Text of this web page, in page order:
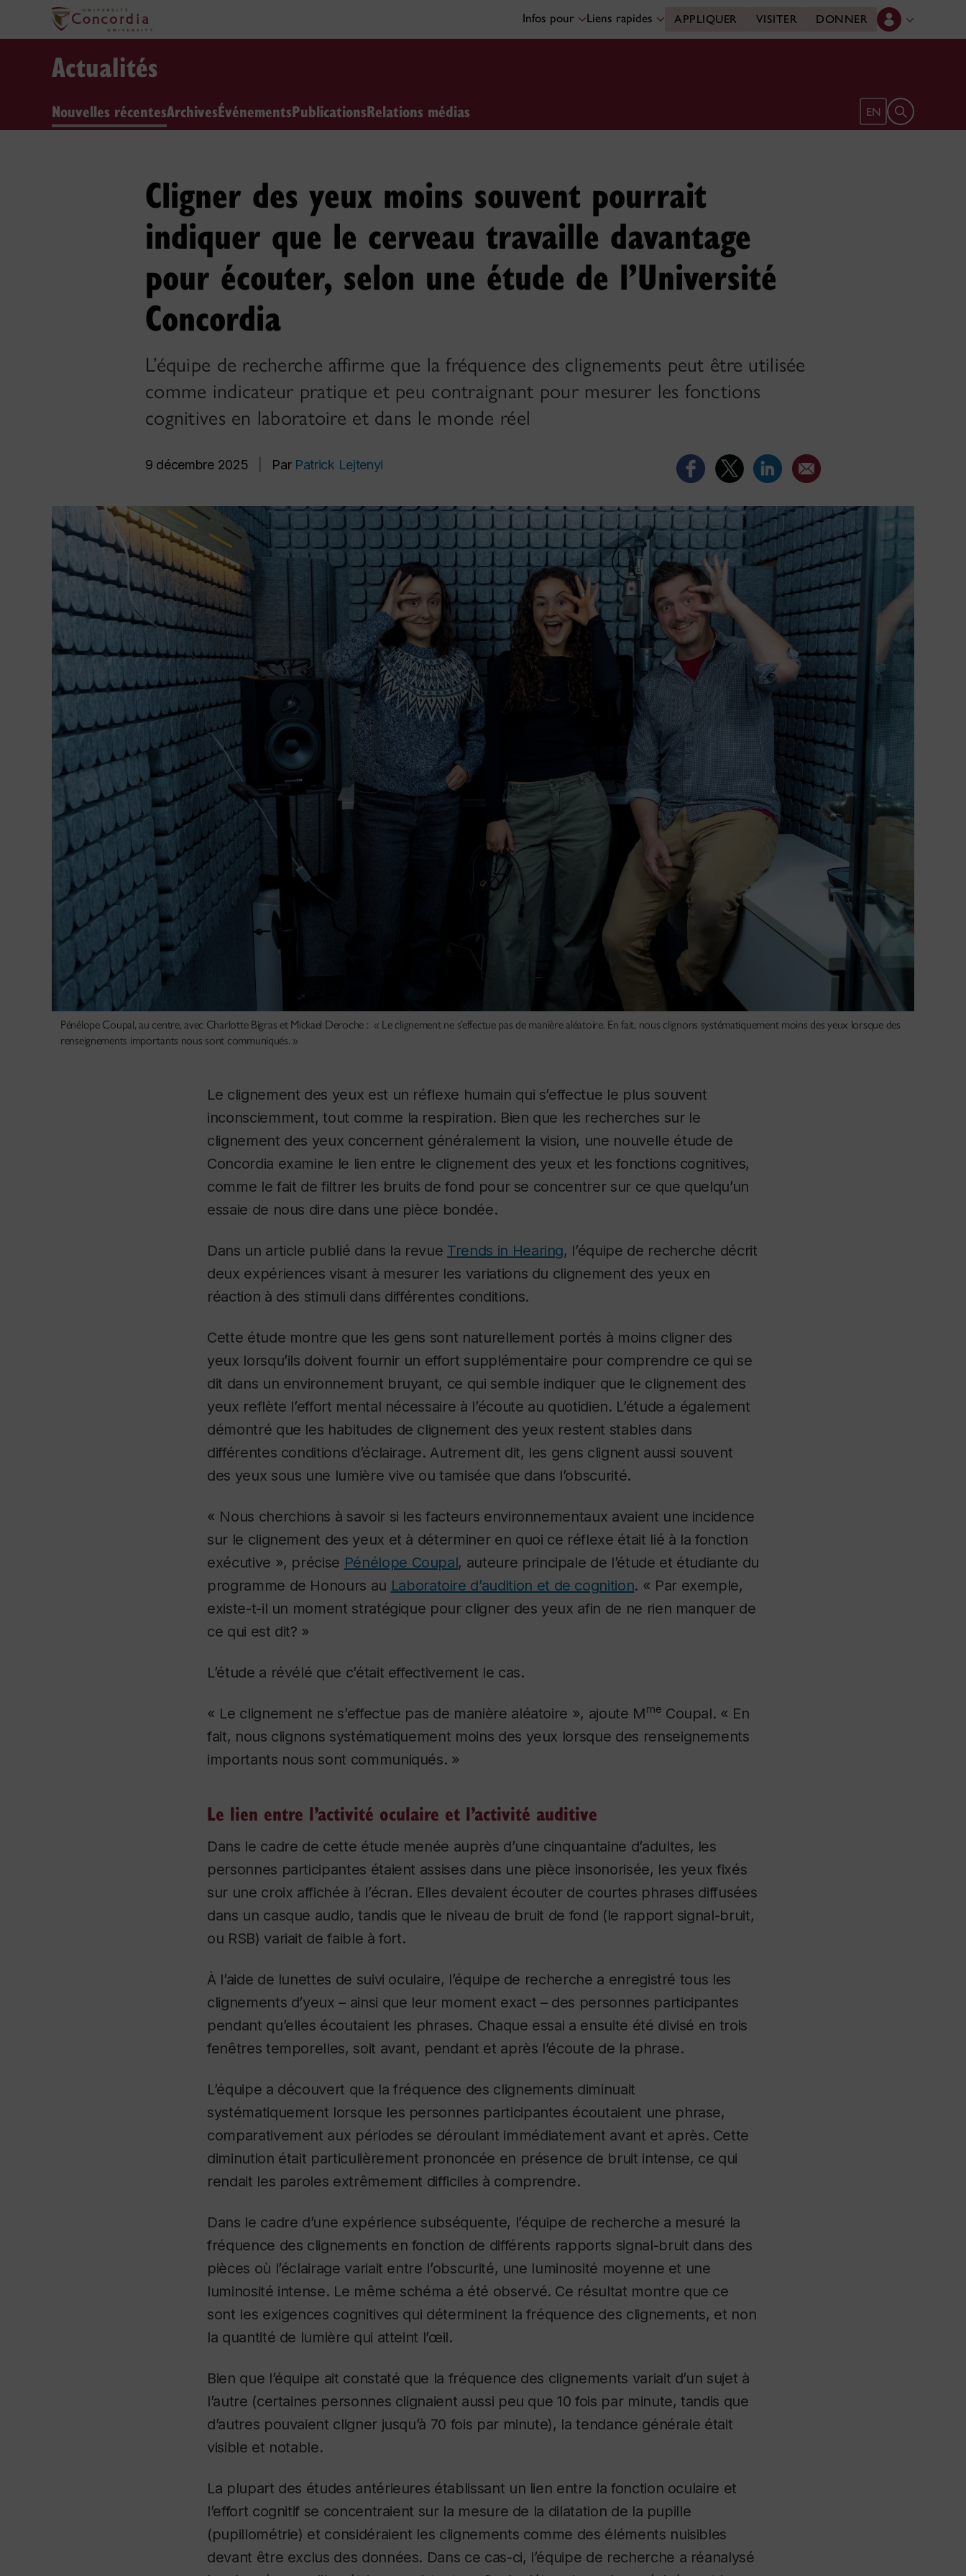
Infos pour Liens rapides APPLIQUER VISITER DONNER
Actualités
Nouvelles récentesArchivesÉvénementsPublicationsRelations médias EN Ouvrir le
Cligner des yeux moins souvent pourrait
indiquer que le cerveau travaille davantage
pour écouter, selon une étude de l’Université
Concordia
L’équipe de recherche affirme que la fréquence des clignements peut être utilisée
comme indicateur pratique et peu contraignant pour mesurer les fonctions
cognitives en laboratoire et dans le monde réel
9 décembre 2025 Par Patrick Lejtenyi
Pénélope Coupal, au centre, avec Charlotte Bigras et Mickael Deroche : « Le clignement ne s’effectue pas de manière aléatoire. En fait, nous clignons systématiquement moins des yeux lorsque des
renseignements importants nous sont communiqués. »
Le clignement des yeux est un réflexe humain qui s’effectue le plus souvent
inconsciemment, tout comme la respiration. Bien que les recherches sur le
clignement des yeux concernent généralement la vision, une nouvelle étude de
Concordia examine le lien entre le clignement des yeux et les fonctions cognitives,
comme le fait de filtrer les bruits de fond pour se concentrer sur ce que quelqu’un
essaie de nous dire dans une pièce bondée.
Dans un article publié dans la revue Trends in Hearing, l’équipe de recherche décrit
deux expériences visant à mesurer les variations du clignement des yeux en
réaction à des stimuli dans différentes conditions.
Cette étude montre que les gens sont naturellement portés à moins cligner des
yeux lorsqu’ils doivent fournir un effort supplémentaire pour comprendre ce qui se
dit dans un environnement bruyant, ce qui semble indiquer que le clignement des
yeux reflète l’effort mental nécessaire à l’écoute au quotidien. L’étude a également
démontré que les habitudes de clignement des yeux restent stables dans
différentes conditions d’éclairage. Autrement dit, les gens clignent aussi souvent
des yeux sous une lumière vive ou tamisée que dans l’obscurité.
« Nous cherchions à savoir si les facteurs environnementaux avaient une incidence
sur le clignement des yeux et à déterminer en quoi ce réflexe était lié à la fonction
exécutive », précise Pénélope Coupal, auteure principale de l’étude et étudiante du
programme de Honours au Laboratoire d’audition et de cognition. « Par exemple,
existe-t-il un moment stratégique pour cligner des yeux afin de ne rien manquer de
ce qui est dit? »
L’étude a révélé que c’était effectivement le cas.
« Le clignement ne s’effectue pas de manière aléatoire », ajoute Mme Coupal. « En
fait, nous clignons systématiquement moins des yeux lorsque des renseignements
importants nous sont communiqués. »
Le lien entre l’activité oculaire et l’activité auditive
Dans le cadre de cette étude menée auprès d’une cinquantaine d’adultes, les
personnes participantes étaient assises dans une pièce insonorisée, les yeux fixés
sur une croix affichée à l’écran. Elles devaient écouter de courtes phrases diffusées
dans un casque audio, tandis que le niveau de bruit de fond (le rapport signal-bruit,
ou RSB) variait de faible à fort.
À l’aide de lunettes de suivi oculaire, l’équipe de recherche a enregistré tous les
clignements d’yeux – ainsi que leur moment exact – des personnes participantes
pendant qu’elles écoutaient les phrases. Chaque essai a ensuite été divisé en trois
fenêtres temporelles, soit avant, pendant et après l’écoute de la phrase.
L’équipe a découvert que la fréquence des clignements diminuait
systématiquement lorsque les personnes participantes écoutaient une phrase,
comparativement aux périodes se déroulant immédiatement avant et après. Cette
diminution était particulièrement prononcée en présence de bruit intense, ce qui
rendait les paroles extrêmement difficiles à comprendre.
Dans le cadre d’une expérience subséquente, l’équipe de recherche a mesuré la
fréquence des clignements en fonction de différents rapports signal-bruit dans des
pièces où l’éclairage variait entre l’obscurité, une luminosité moyenne et une
luminosité intense. Le même schéma a été observé. Ce résultat montre que ce
sont les exigences cognitives qui déterminent la fréquence des clignements, et non
la quantité de lumière qui atteint l’œil.
Bien que l’équipe ait constaté que la fréquence des clignements variait d’un sujet à
l’autre (certaines personnes clignaient aussi peu que 10 fois par minute, tandis que
d’autres pouvaient cligner jusqu’à 70 fois par minute), la tendance générale était
visible et notable.
La plupart des études antérieures établissant un lien entre la fonction oculaire et
l’effort cognitif se concentraient sur la mesure de la dilatation de la pupille
(pupillométrie) et considéraient les clignements comme des éléments nuisibles
devant être exclus des données. Dans ce cas-ci, l’équipe de recherche a réanalysé